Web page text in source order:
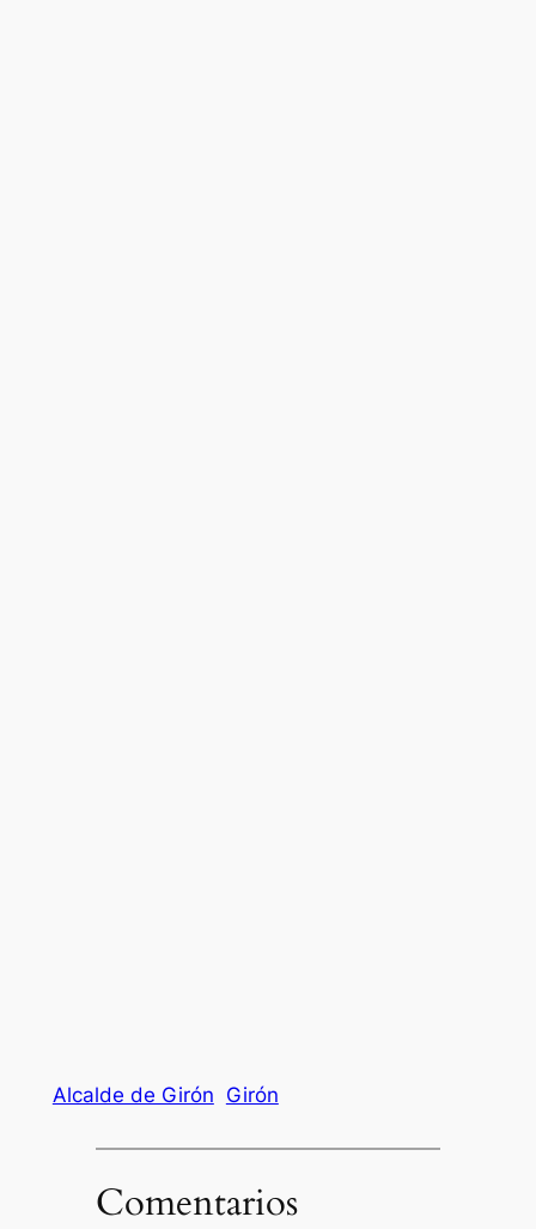
Alcalde de Girón Girón
Comentarios